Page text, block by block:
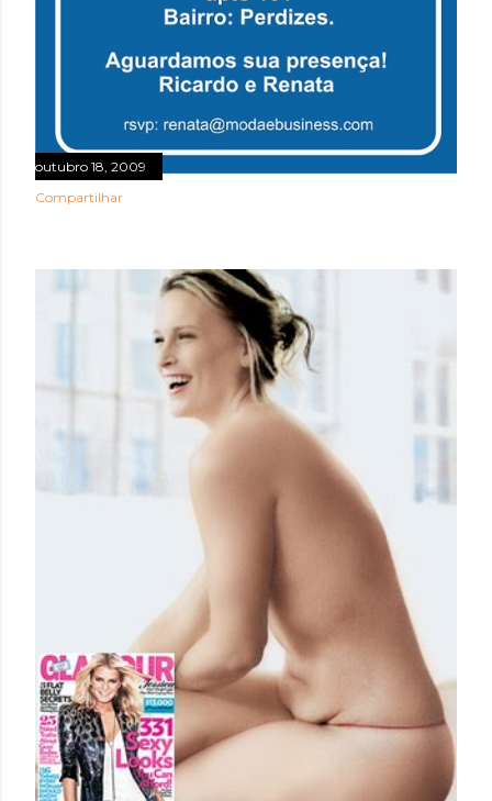
outubro 18, 2009
Compartilhar